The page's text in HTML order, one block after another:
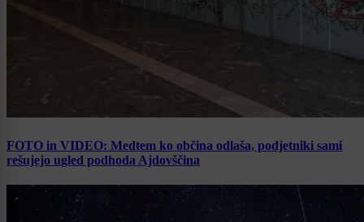
FOTO in VIDEO: Medtem ko občina odlaša, podjetniki sami
rešujejo ugled podhoda Ajdovščina